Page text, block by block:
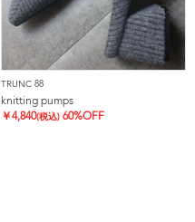
TRUNC 88
knitting pumps
￥4,840(税込) 60%OFF